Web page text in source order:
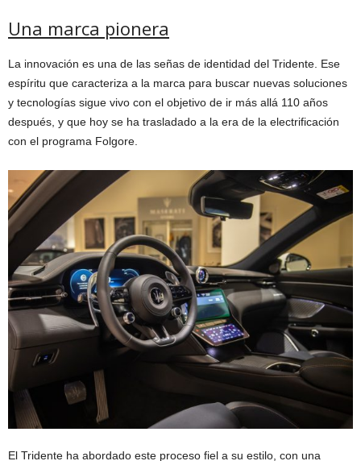
Una marca pionera
La innovación es una de las señas de identidad del Tridente. Ese
espíritu que caracteriza a la marca para buscar nuevas soluciones
y tecnologías sigue vivo con el objetivo de ir más allá 110 años
después, y que hoy se ha trasladado a la era de la electrificación
con el programa Folgore.
El Tridente ha abordado este proceso fiel a su estilo, con una